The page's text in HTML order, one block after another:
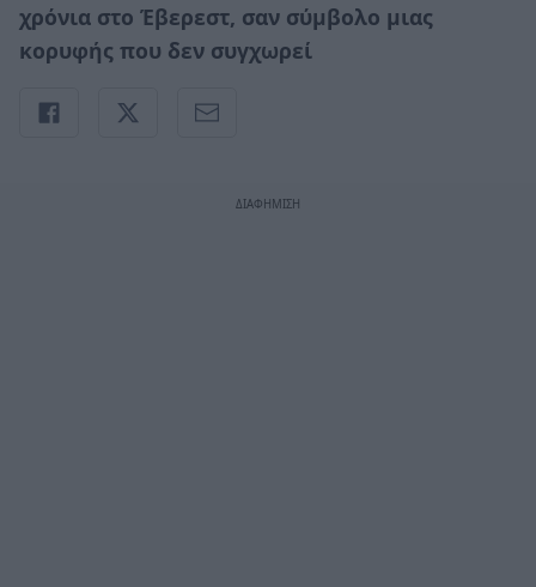
χρόνια στο Έβερεστ, σαν σύμβολο μιας
κορυφής που δεν συγχωρεί